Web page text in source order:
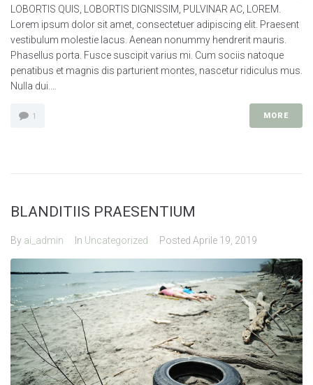
LOBORTIS QUIS, LOBORTIS DIGNISSIM, PULVINAR AC, LOREM.
Lorem ipsum dolor sit amet, consectetuer adipiscing elit. Praesent
vestibulum molestie lacus. Aenean nonummy hendrerit mauris.
Phasellus porta. Fusce suscipit varius mi. Cum sociis natoque
penatibus et magnis dis parturient montes, nascetur ridiculus mus.
Nulla dui....
1 MORE
BLANDITIIS PRAESENTIUM
By ai_admin In Uncategorized Posted Aprile 19, 2019